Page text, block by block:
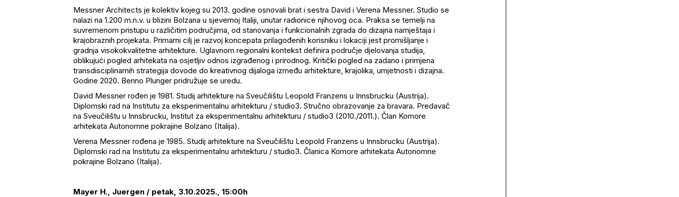
Messner Architects je kolektiv kojeg su 2013. godine osnovali brat i sestra David i Verena Messner. Studio se
nalazi na 1.200 m.n.v. u blizini Bolzana u sjevernoj Italiji, unutar radionice njihovog oca. Praksa se temelji na
suvremenom pristupu u različitim područjima, od stanovanja i funkcionalnih zgrada do dizajna namještaja i
krajobraznih projekata. Primarni cilj je razvoj koncepata prilagođenih korisniku i lokaciji jest promišljanje i
gradnja visokokvalitetne arhitekture. Uglavnom regionalni kontekst definira područje djelovanja studija,
oblikujući pogled arhitekata na osjetljiv odnos izgrađenog i prirodnog. Kritički pogled na zadano i primjena
transdisciplinarnih strategija dovode do kreativnog dijaloga između arhitekture, krajolika, umjetnosti i dizajna.
Godine 2020. Benno Plunger pridružuje se uredu.
David Messner rođen je 1981. Studij arhitekture na Sveučilištu Leopold Franzens u Innsbrucku (Austrija).
Diplomski rad na Institutu za eksperimentalnu arhitekturu / studio3. Stručno obrazovanje za bravara. Predavač
na Sveučilištu u Innsbrucku, Institut za eksperimentalnu arhitekturu / studio3 (2010./2011.). Član Komore
arhitekata Autonomne pokrajine Bolzano (Italija).
Verena Messner rođena je 1985. Studij arhitekture na Sveučilištu Leopold Franzens u Innsbrucku (Austrija).
Diplomski rad na Institutu za eksperimentalnu arhitekturu / studio3. Članica Komore arhitekata Autonomne
pokrajine Bolzano (Italija).
Mayer H., Juergen / petak, 3.10.2025., 15:00h